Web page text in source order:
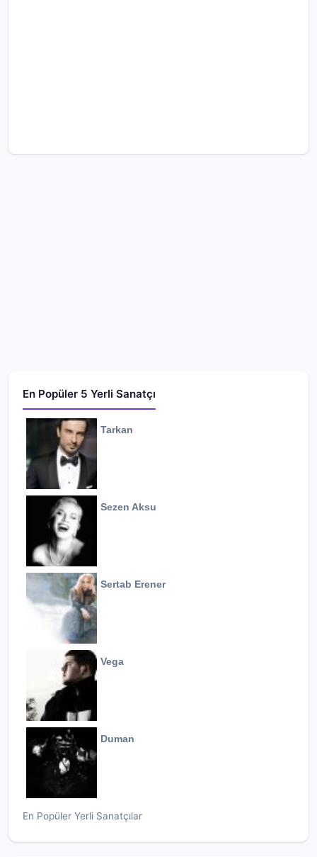
En Popüler 5 Yerli Sanatçı
Tarkan
Sezen Aksu
Sertab Erener
Vega
Duman
En Popüler Yerli Sanatçılar